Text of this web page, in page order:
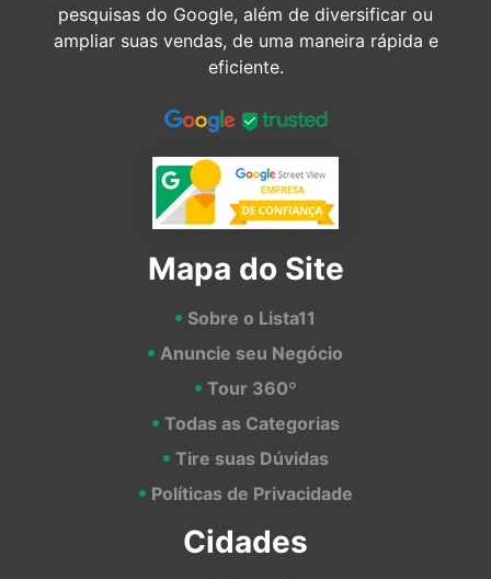
pesquisas do Google, além de diversificar ou
ampliar suas vendas, de uma maneira rápida e
eficiente.
Mapa do Site
Sobre o Lista11
Anuncie seu Negócio
Tour 360º
Todas as Categorias
Tire suas Dúvidas
Políticas de Privacidade
Cidades